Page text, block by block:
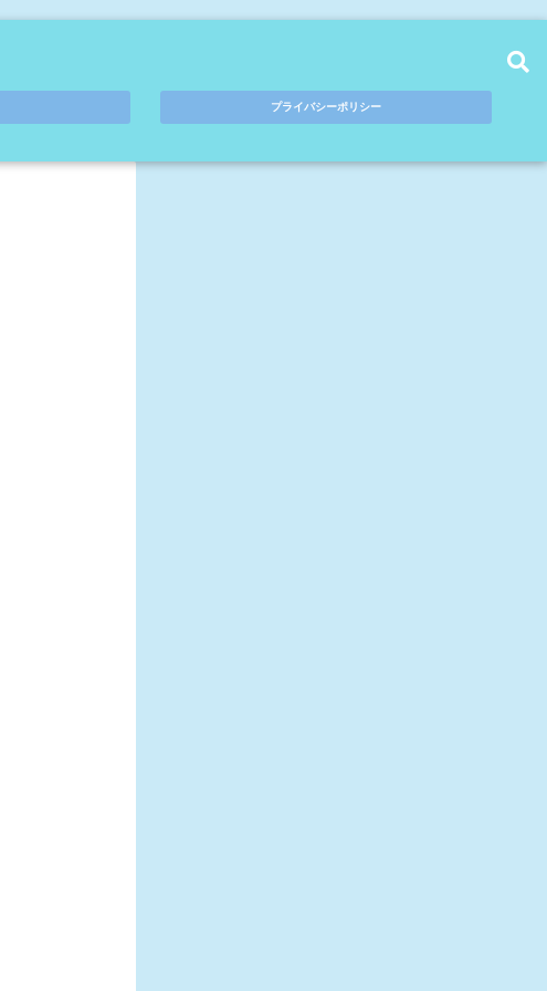
プライバシーポリシー